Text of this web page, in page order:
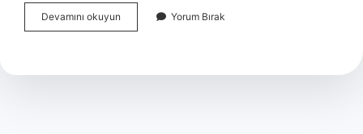
Devamını okuyun Cennette
Meleklerin
Melek
Yorum Bırak